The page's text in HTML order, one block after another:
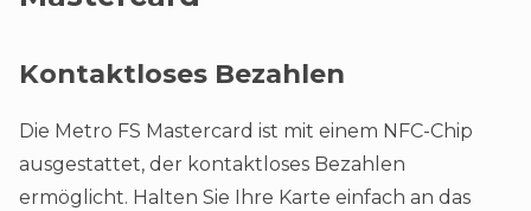
Kontaktloses Bezahlen
Die Metro FS Mastercard ist mit einem NFC-Chip
ausgestattet, der kontaktloses Bezahlen
ermöglicht. Halten Sie Ihre Karte einfach an das